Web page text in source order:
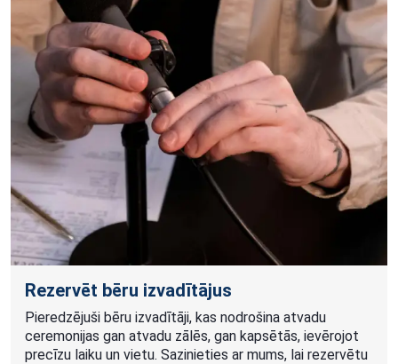
Rezervēt bēru izvadītājus
Pieredzējuši bēru izvadītāji, kas nodrošina atvadu
ceremonijas gan atvadu zālēs, gan kapsētās, ievērojot
precīzu laiku un vietu. Sazinieties ar mums, lai rezervētu